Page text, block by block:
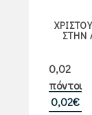
ΣΤΗΝ
0,02
πόντοι
0,02€